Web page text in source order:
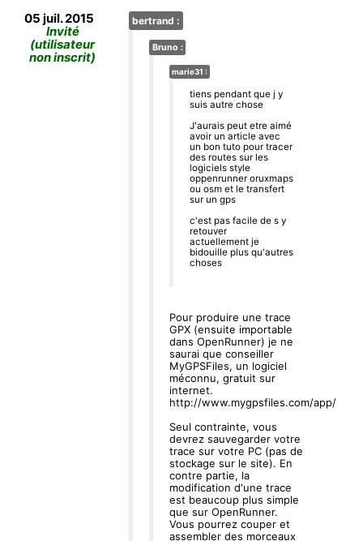
05 juil. 2015
Invité
(utilisateur
non inscrit)
bertrand :
Bruno :
marie31 :
tiens pendant que j y
suis autre chose
J'aurais peut etre aimé
avoir un article avec
un bon tuto pour tracer
des routes sur les
logiciels style
oppenrunner oruxmaps
ou osm et le transfert
sur un gps
c'est pas facile de s y
retouver
actuellement je
bidouille plus qu'autres
choses
Pour produire une trace
GPX (ensuite importable
dans OpenRunner) je ne
saurai que conseiller
MyGPSFiles, un logiciel
méconnu, gratuit sur
internet.
http://www.mygpsfiles.com/app/
Seul contrainte, vous
devrez sauvegarder votre
trace sur votre PC (pas de
stockage sur le site). En
contre partie, la
modification d'une trace
est beaucoup plus simple
que sur OpenRunner.
Vous pourrez couper et
assembler des morceaux